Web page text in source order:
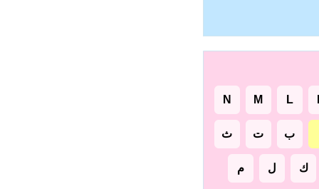
L
M
N
ب ت ث
ك ل م